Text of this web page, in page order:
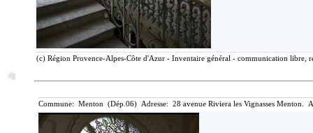
(c) Région Provence-Alpes-Côte d'Azur - Inventaire général - communication libre,
Commune: Menton (Dép.06) Adresse: 28 avenue Riviera les Vignasses Menton.